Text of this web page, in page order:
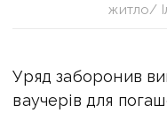
житло/
Уряд заборонив
ваучерів для